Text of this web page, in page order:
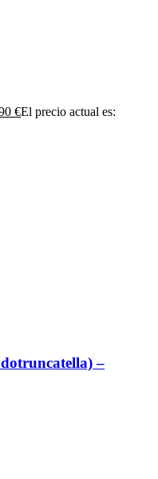
€El precio actual es:
–